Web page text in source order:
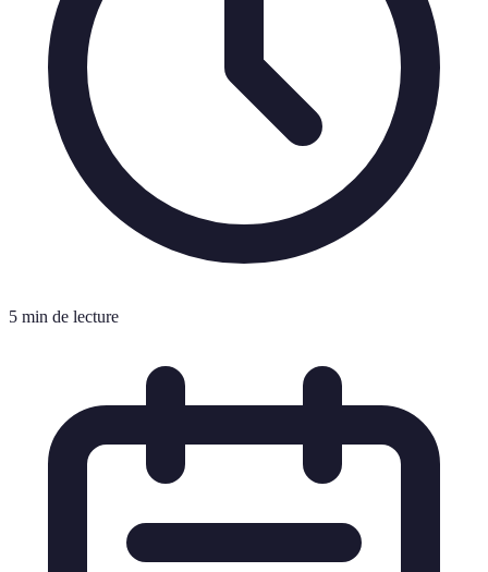
5 min de lecture